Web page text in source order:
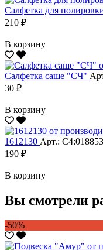
Салфетка для
210 ₽
В корзину
Салфетка саше "CЧ"
30 ₽
В корзину
1612130 Арт.: С4:018853
190 ₽
В корзину
Вы смотрели
-50%